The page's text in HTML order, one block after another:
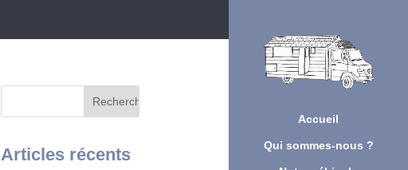
Accueil
Qui sommes-nous ?
Articles récents